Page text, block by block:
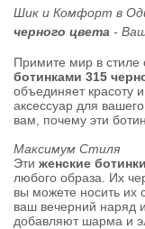
Шик и Комфорт в
черного цвета -
Примите мир в
ботинками 315
объединяет красоту
аксессуар для
вам, почему эти
Максимум Стиля
Эти женские
любого образа. Их
вы можете носить их
ваш вечерний наряд
добавляют шарма и